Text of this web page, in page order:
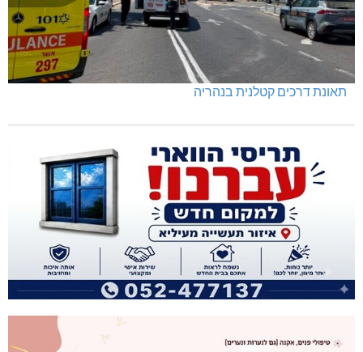
תאונת דרכים קטלנית בנהריה